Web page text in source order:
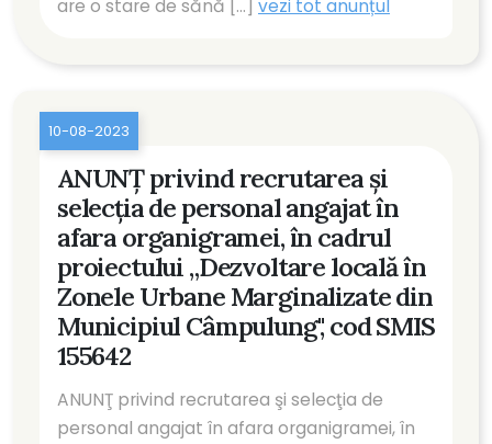
are o stare de sănă [...] vezi tot anunțul
10-08-2023
ANUNŢ privind recrutarea şi
selecţia de personal angajat în
afara organigramei, în cadrul
proiectului „Dezvoltare locală în
Zonele Urbane Marginalizate din
Municipiul Câmpulung", cod SMIS
155642
ANUNŢ privind recrutarea şi selecţia de
personal angajat în afara organigramei, în